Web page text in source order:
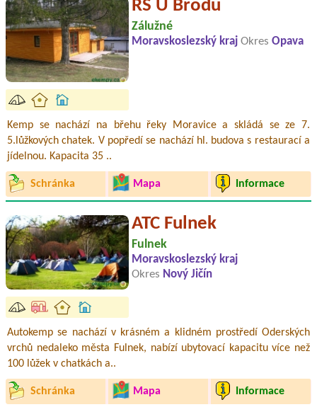
RS U Brodu
Zálužné
Moravskoslezský kraj Okres Opava
Kemp se nachází na břehu řeky Moravice a skládá se ze 7.
5.lůžkových chatek. V popředí se nachází hl. budova s restaurací a
jídelnou. Kapacita 35 ..
Schránka Mapa Informace
ATC Fulnek
Fulnek
Moravskoslezský kraj
Okres Nový Jičín
Autokemp se nachází v krásném a klidném prostředí Oderských
vrchů nedaleko města Fulnek, nabízí ubytovací kapacitu více než
100 lůžek v chatkách a..
Schránka Mapa Informace